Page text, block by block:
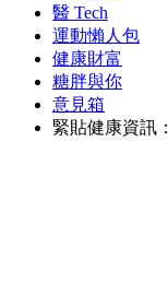
醫 Tech
運動懶人包
健康財富
糖胖與你
意見箱
緊貼健康資訊：